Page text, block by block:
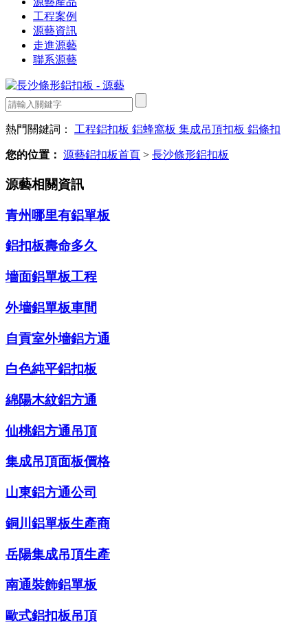
工程案例
源藝資訊
走進源藝
聯系源藝
熱門關鍵詞： 工程鋁扣板 鋁蜂窩板 集成吊頂扣板 鋁條扣
您的位置： 源藝鋁扣板首頁 > 長沙條形鋁扣板
源藝相關資訊
青州哪里有鋁單板
鋁扣板壽命多久
墻面鋁單板工程
外墻鋁單板車間
自貢室外墻鋁方通
白色純平鋁扣板
綿陽木紋鋁方通
仙桃鋁方通吊頂
集成吊頂面板價格
山東鋁方通公司
銅川鋁單板生產商
岳陽集成吊頂生產
南通裝飾鋁單板
歐式鋁扣板吊頂